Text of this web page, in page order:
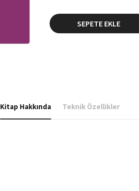
YILLIK:
DENİZ
YEDEK
SEPETE EKLE
Kitap Hakkında Teknik Özellikler